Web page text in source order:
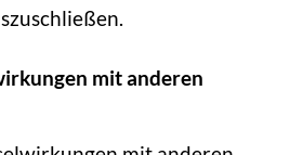
mit anderen